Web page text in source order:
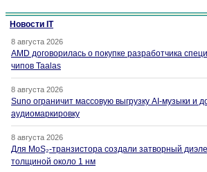
Новости IT
8 августа 2026
AMD договорилась о покупке разработчика
чипов Taalas
8 августа 2026
Suno ограничит массовую выгрузку AI-музыки и
аудиомаркировку
8 августа 2026
Для MoS₂-транзистора создали затворный
толщиной около 1 нм